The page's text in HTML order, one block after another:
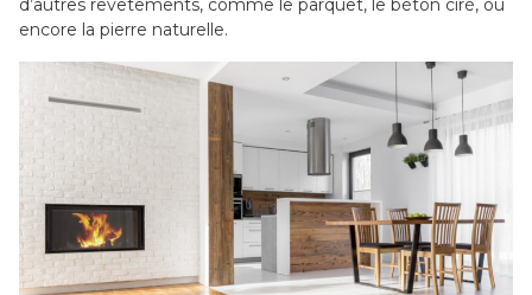
encore la pierre naturelle.